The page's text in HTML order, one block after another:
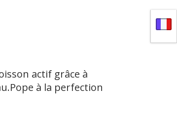
actif grâce à
à la perfection